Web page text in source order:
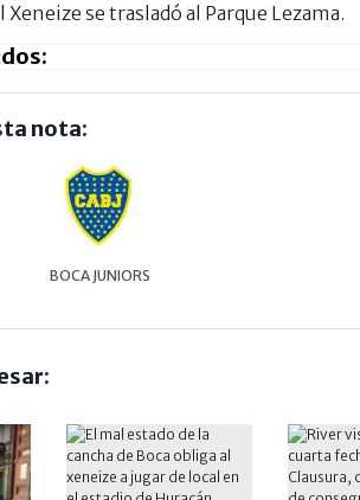
se trasladó al Parque Lezama.
nota:
BOCA JUNIORS